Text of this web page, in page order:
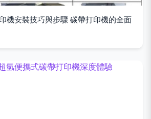
機安裝技巧與步驟 碳帶打印機的全面